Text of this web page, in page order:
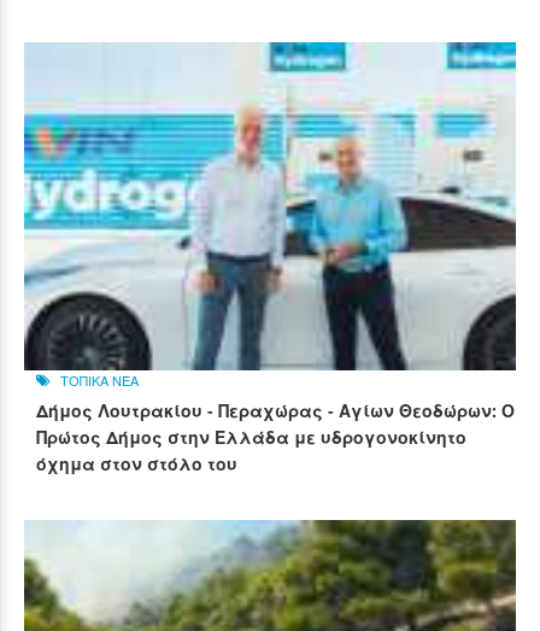
ΤΟΠΙΚΑ ΝΕΑ
Δήμος Λουτρακίου - Περαχώρας - Αγίων Θεοδώρων: Ο
Πρώτος Δήμος στην Ελλάδα με υδρογονοκίνητο
όχημα στον στόλο του